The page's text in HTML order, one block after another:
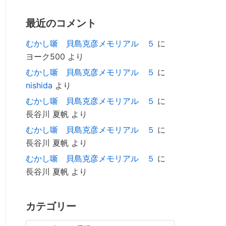
最近のコメント
むかし噺 貝島克彦メモリアル ５ に
ヨーク500 より
むかし噺 貝島克彦メモリアル ５ に
nishida より
むかし噺 貝島克彦メモリアル ５ に
長谷川 夏帆 より
むかし噺 貝島克彦メモリアル ５ に
長谷川 夏帆 より
むかし噺 貝島克彦メモリアル ５ に
長谷川 夏帆 より
カテゴリー